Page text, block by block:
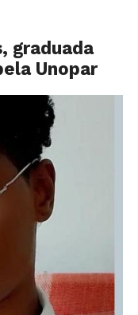
graduada
Unopar